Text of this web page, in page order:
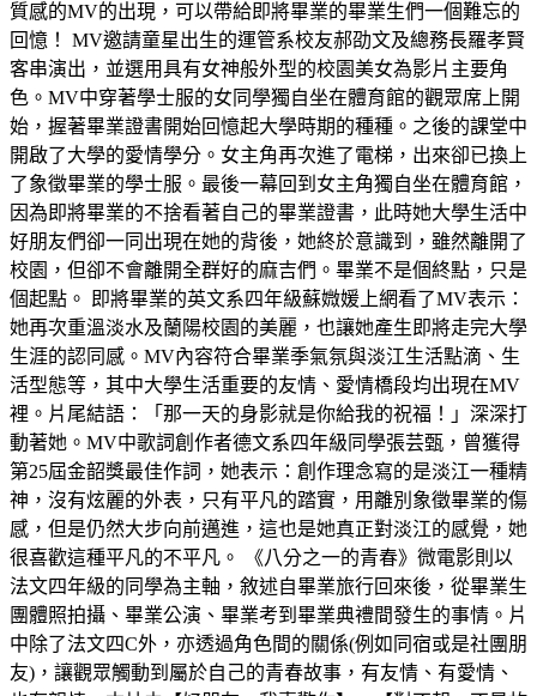
質感的MV的出現，可以帶給即將畢業的畢業生們一個難忘的
回憶！ MV邀請童星出生的運管系校友郝劭文及總務長羅孝賢
客串演出，並選用具有女神般外型的校園美女為影片主要角
色。MV中穿著學士服的女同學獨自坐在體育館的觀眾席上開
始，握著畢業證書開始回憶起大學時期的種種。之後的課堂中
開啟了大學的愛情學分。女主角再次進了電梯，出來卻已換上
了象徵畢業的學士服。最後一幕回到女主角獨自坐在體育館，
因為即將畢業的不捨看著自己的畢業證書，此時她大學生活中
好朋友們卻一同出現在她的背後，她終於意識到，雖然離開了
校園，但卻不會離開全群好的麻吉們。畢業不是個終點，只是
個起點。 即將畢業的英文系四年級蘇媺媛上網看了MV表示：
她再次重溫淡水及蘭陽校園的美麗，也讓她產生即將走完大學
生涯的認同感。MV內容符合畢業季氣氛與淡江生活點滴、生
活型態等，其中大學生活重要的友情、愛情橋段均出現在MV
裡。片尾結語：「那一天的身影就是你給我的祝福！」深深打
動著她。MV中歌詞創作者德文系四年級同學張芸甄，曾獲得
第25屆金韶獎最佳作詞，她表示：創作理念寫的是淡江一種精
神，沒有炫麗的外表，只有平凡的踏實，用離別象徵畢業的傷
感，但是仍然大步向前邁進，這也是她真正對淡江的感覺，她
很喜歡這種平凡的不平凡。 《八分之一的青春》微電影則以
法文四年級的同學為主軸，敘述自畢業旅行回來後，從畢業生
團體照拍攝、畢業公演、畢業考到畢業典禮間發生的事情。片
中除了法文四C外，亦透過角色間的關係(例如同宿或是社團朋
友)，讓觀眾觸動到屬於自己的青春故事，有友情、有愛情、